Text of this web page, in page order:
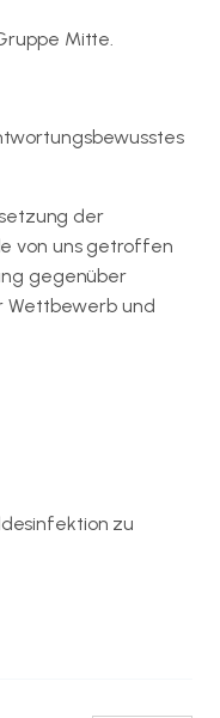
Mitte.
der
von uns getroffen
gegenüber
Wettbewerb und